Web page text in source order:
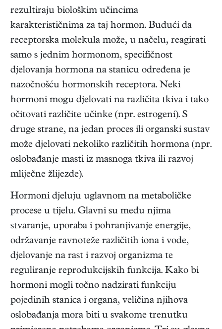
rezultiraju biološkim učincima
karakterističnima za taj hormon. Budući da
receptorska molekula može, u načelu, reagirati
samo s jednim hormonom, specifičnost
djelovanja hormona na stanicu određena je
nazočnošću hormonskih receptora. Neki
hormoni mogu djelovati na različita tkiva i tako
očitovati različite učinke (npr. estrogeni). S
druge strane, na jedan proces ili organski sustav
može djelovati nekoliko različitih hormona (npr.
oslobađanje masti iz masnoga tkiva ili razvoj
mliječne žlijezde).
Hormoni djeluju uglavnom na metaboličke
procese u tijelu. Glavni su među njima
stvaranje, uporaba i pohranjivanje energije,
održavanje ravnoteže različitih iona i vode,
djelovanje na rast i razvoj organizma te
reguliranje reprodukcijskih funkcija. Kako bi
hormoni mogli točno nadzirati funkciju
pojedinih stanica i organa, veličina njihova
oslobađanja mora biti u svakome trenutku